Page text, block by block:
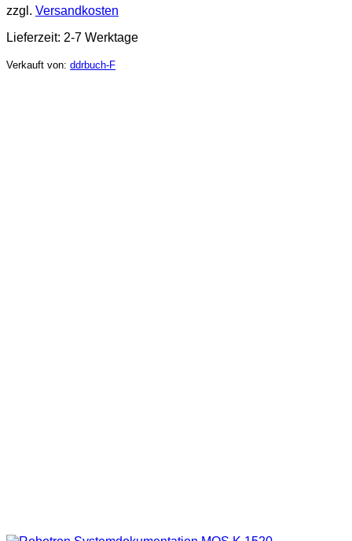
zzgl. Versandkosten
Lieferzeit: 2-7 Werktage
Verkauft von: ddrbuch-F